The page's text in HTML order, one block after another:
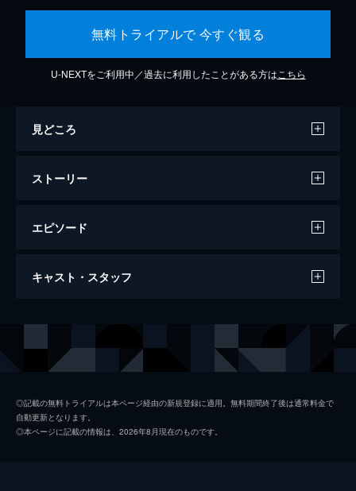
無料トライアルで 今すぐ観る
U-NEXTをご利用中／過去に利用したことがある方は こちら
見どころ
ストーリー
エピソード
三人の夫
キャスト・スタッフ
監督
◎記載の無料トライアルは本ページ経由の新規登録に適用。無料期間終了後は通常料金で
自動更新となります。
◎本ページに記載の情報は、2026年8月現在のものです。